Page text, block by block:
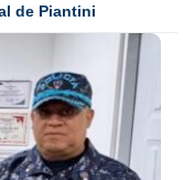
de Piantini